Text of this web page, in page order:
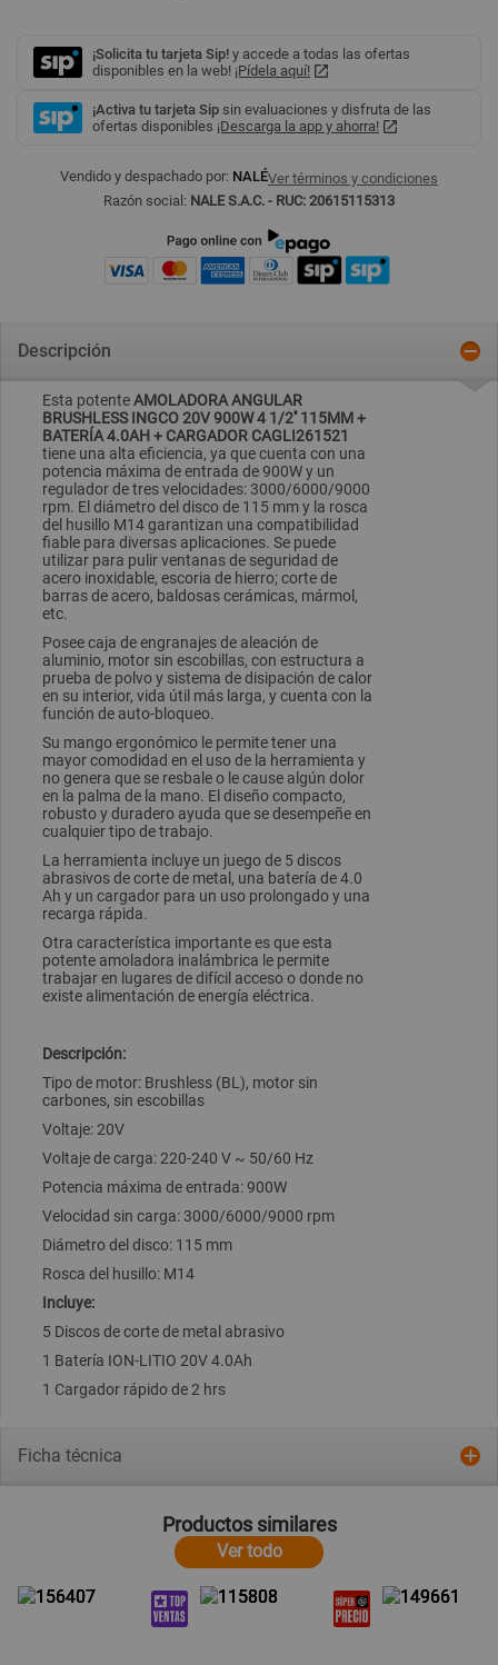
¡Solicita tu tarjeta Sip! y accede a todas las ofertas
disponibles en la web! ¡Pídela aquí!
¡Activa tu tarjeta Sip sin evaluaciones y disfruta de las
ofertas disponibles ¡Descarga la app y ahorra!
Vendido y despachado por: NALÉVer términos y condiciones
Razón social: NALE S.A.C. - RUC: 20615115313
Descripción
Esta potenteAMOLADORA ANGULAR
BRUSHLESS INGCO 20V 900W 4 1/2'' 115MM +
BATERÍA 4.0AH + CARGADOR CAGLI261521
tiene una alta eficiencia, ya que cuenta con una
potencia máxima de entrada de 900W y un
regulador de tres velocidades: 3000/6000/9000
rpm. El diámetro del disco de 115 mm y la rosca
del husillo M14 garantizan una compatibilidad
fiable para diversas aplicaciones. Se puede
utilizar para pulir ventanas de seguridad de
acero inoxidable, escoria de hierro; corte de
barras de acero, baldosas cerámicas, mármol,
etc.
Posee caja de engranajes de aleación de
aluminio, motor sin escobillas, con estructura a
prueba de polvo y sistema de disipación de calor
en su interior, vida útil más larga, y cuenta con la
función de auto-bloqueo.
Su mango ergonómico le permite tener una
mayor comodidad en el uso de la herramienta y
no genera que se resbale o le cause algún dolor
en la palma de la mano. El diseño compacto,
robusto y duradero ayuda que se desempeñe en
cualquier tipo de trabajo.
La herramienta incluye un juego de 5 discos
abrasivos de corte de metal, una batería de 4.0
Ah y un cargador para un uso prolongado y una
recarga rápida.
Otra característica importante es que esta
potente amoladora inalámbrica le permite
trabajar en lugares de difícil acceso o donde no
existe alimentación de energía eléctrica.
Descripción:
Tipo de motor: Brushless (BL), motor sin
carbones, sin escobillas
Voltaje: 20V
Voltaje de carga: 220-240 V ~ 50/60 Hz
Potencia máxima de entrada: 900W
Velocidad sin carga: 3000/6000/9000 rpm
Diámetro del disco: 115 mm
Rosca del husillo: M14
Incluye:
5 Discos de corte de metal abrasivo
1 Batería ION-LITIO 20V 4.0Ah
1 Cargador rápido de 2 hrs
Ficha técnica
Productos similares
Ver todo